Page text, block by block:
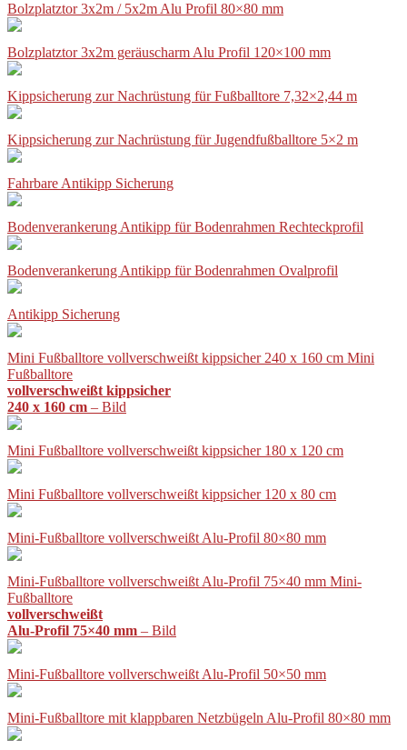
Bolzplatztor 3x2m / 5x2m Alu Profil 80×80 mm
Bolzplatztor 3x2m geräuscharm Alu Profil 120×100 mm
Kippsicherung zur Nachrüstung für Fußballtore 7,32×2,44 m
Kippsicherung zur Nachrüstung für Jugendfußballtore 5×2 m
Fahrbare Antikipp Sicherung
Bodenverankerung Antikipp für Bodenrahmen Rechteckprofil
Bodenverankerung Antikipp für Bodenrahmen Ovalprofil
Antikipp Sicherung
Mini Fußballtore vollverschweißt kippsicher 240 x 160 cm Mini
Fußballtore
vollverschweißt kippsicher
240 x 160 cm – Bild
Mini Fußballtore vollverschweißt kippsicher 180 x 120 cm
Mini Fußballtore vollverschweißt kippsicher 120 x 80 cm
Mini-Fußballtore vollverschweißt Alu-Profil 80×80 mm
Mini-Fußballtore vollverschweißt Alu-Profil 75×40 mm Mini-
Fußballtore
vollverschweißt
Alu-Profil 75×40 mm – Bild
Mini-Fußballtore vollverschweißt Alu-Profil 50×50 mm
Mini-Fußballtore mit klappbaren Netzbügeln Alu-Profil 80×80 mm